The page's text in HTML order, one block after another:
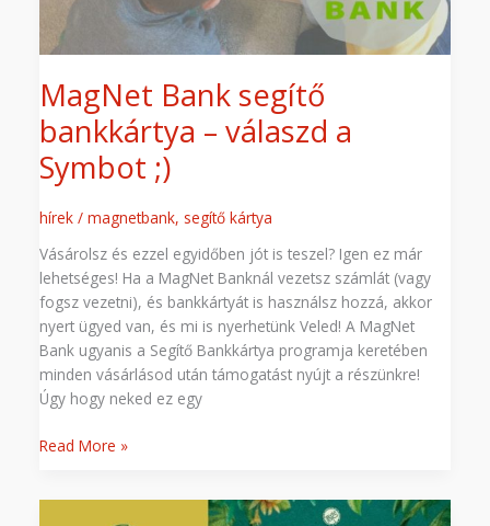
MagNet Bank segítő
bankkártya – válaszd a
Symbot ;)
hírek /magnetbank, segítő kártya
Vásárolsz és ezzel egyidőben jót is teszel? Igen ez már
lehetséges! Ha a MagNet Banknál vezetsz számlát (vagy
fogsz vezetni), és bankkártyát is használsz hozzá, akkor
nyert ügyed van, és mi is nyerhetünk Veled! A MagNet
Bank ugyanis a Segítő Bankkártya programja keretében
minden vásárlásod után támogatást nyújt a részünkre!
Úgy hogy neked ez egy
Read More »